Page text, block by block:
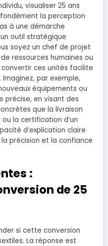
visualiser 25 ans
la perception
à une démarche
outil stratégique
soyez un chef de projet
ressources humaines ou
ces unités facilite
par exemple,
équipements ou
précise, en visant des
que la livraison
ou la certification d’un
d’explication claire
précision et la confiance
:
de 25
si cette conversion
La réponse est